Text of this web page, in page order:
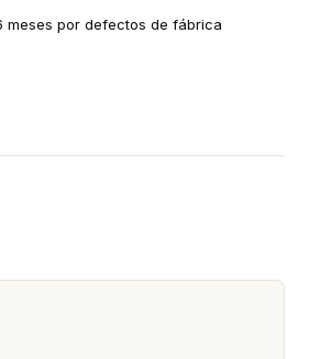
meses por defectos de fábrica